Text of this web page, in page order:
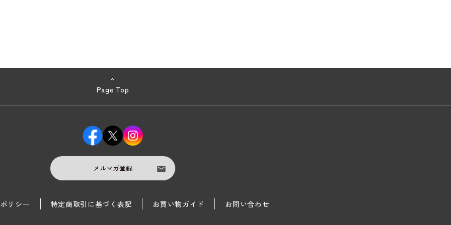
Page Top
メルマガ登録
リシー 特定商取引に基づく表記 お買い物ガイド お問い合わせ